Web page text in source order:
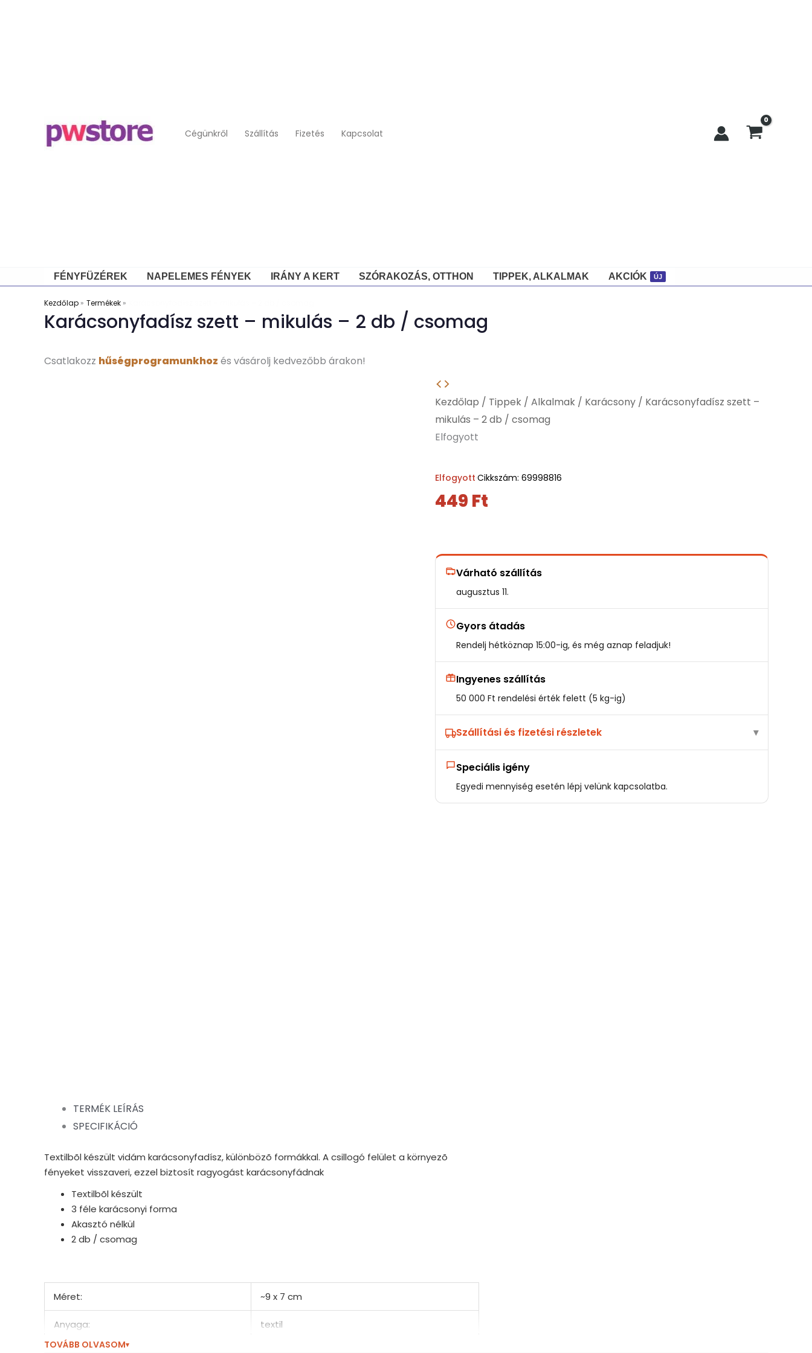
Cégünkről Szállítás Fizetés Kapcsolat
FÉNYFÜZÉREK NAPELEMES FÉNYEK IRÁNY A KERT SZÓRAKOZÁS, OTTHON TIPPEK, ALKALMAK AKCIÓK ÚJ
Kezdőlap Termékek
Karácsonyfadísz szett – mikulás – 2 db / csomag
Csatlakozz hűségprogramunkhoz és vásárolj kedvezőbb árakon!
Kezdőlap / Tippek/ Alkalmak/ Karácsony/ Karácsonyfadísz szett –
mikulás – 2 db / csomag
449 Ft
Elfogyott
Várható szállítás
augusztus 11.
Gyors átadás
Rendelj hétköznap 15:00-ig, és még aznap feladjuk!
Ingyenes szállítás
50 000 Ft rendelési érték felett (5 kg-ig)
Szállítási és fizetési részletek
Speciális igény
Egyedi mennyiség esetén lépj velünk kapcsolatba.
Elfogyott·Cikkszám: 69998816
TERMÉK LEÍRÁS
SPECIFIKÁCIÓ
Textilbõl készült vidám karácsonyfadísz, különbözõ formákkal. A csillogó felület a környezõ
fényeket visszaveri, ezzel biztosít ragyogást karácsonyfádnak
Textilbõl készült
3 féle karácsonyi forma
Akasztó nélkül
2 db / csomag
Méret: ~9 x 7 cm
Anyaga: textil
TOVÁBB OLVASOM▾